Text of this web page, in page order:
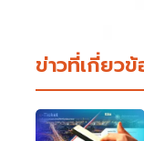
ข่าวที่เกี่ยว